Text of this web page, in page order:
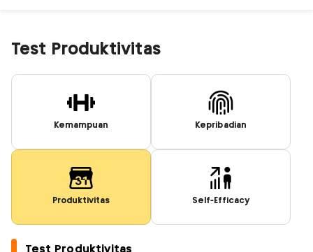
Test Produktivitas
Kemampuan Kepribadian
Produktivitas Self-Efficacy
Test Produktivitas